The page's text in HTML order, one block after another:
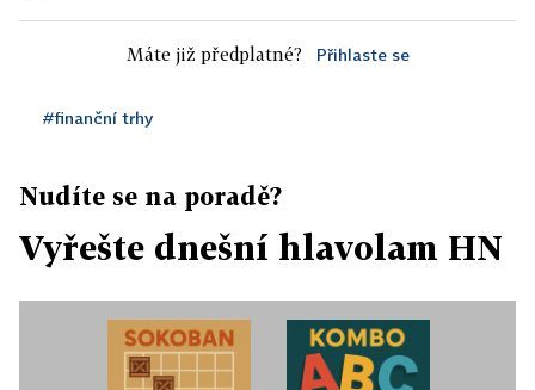
Máte již předplatné? Přihlaste se
#finanční trhy
Nudíte se na poradě?
Vyřešte dnešní hlavolam HN